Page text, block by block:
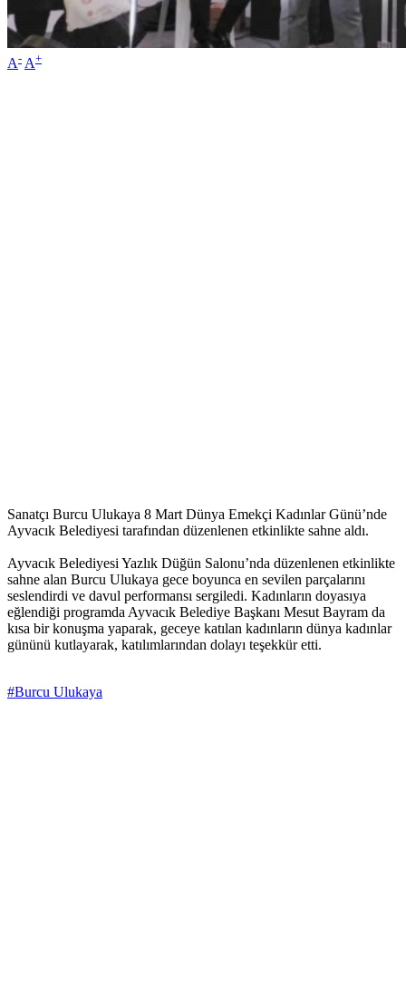
A- A+
Sanatçı Burcu Ulukaya 8 Mart Dünya Emekçi Kadınlar Günü’nde
Ayvacık Belediyesi tarafından düzenlenen etkinlikte sahne aldı.
Ayvacık Belediyesi Yazlık Düğün Salonu’nda düzenlenen etkinlikte
sahne alan Burcu Ulukaya gece boyunca en sevilen parçalarını
seslendirdi ve davul performansı sergiledi. Kadınların doyasıya
eğlendiği programda Ayvacık Belediye Başkanı Mesut Bayram da
kısa bir konuşma yaparak, geceye katılan kadınların dünya kadınlar
gününü kutlayarak, katılımlarından dolayı teşekkür etti.
#Burcu Ulukaya